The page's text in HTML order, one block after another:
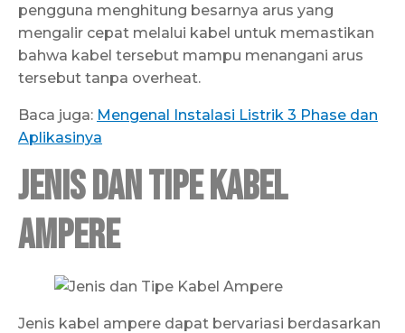
pengguna menghitung besarnya arus yang
mengalir cepat melalui kabel untuk memastikan
bahwa kabel tersebut mampu menangani arus
tersebut tanpa overheat.
Baca juga: Mengenal Instalasi Listrik 3 Phase dan
Aplikasinya
Jenis dan Tipe Kabel
Ampere
Jenis kabel ampere dapat bervariasi berdasarkan